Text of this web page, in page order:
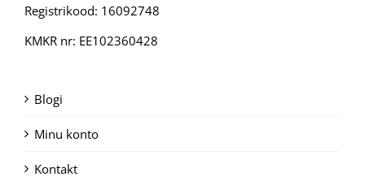
Registrikood: 16092748
KMKR nr: EE102360428
Blogi
Minu konto
Kontakt